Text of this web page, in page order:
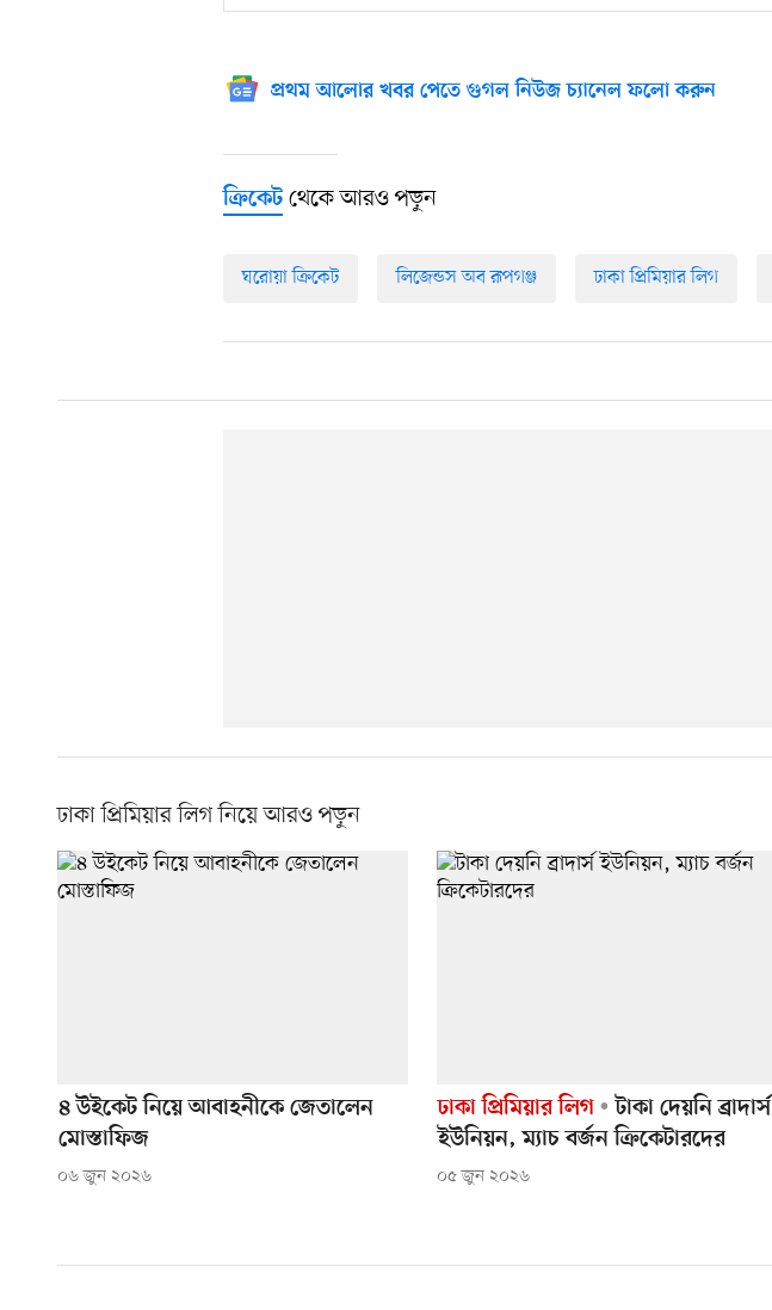
প্রথম আলোর খবর পেতে গুগল নিউজ চ্যানেল ফলো করুন
ক্রিকেটথেকে আরও পড়ুন
ঘরোয়া ক্রিকেট লিজেন্ডস অব রূপগঞ্জ ঢাকা প্রিমিয়ার লিগ
ঢাকা প্রিমিয়ার লিগ নিয়ে আরও পড়ুন
৪ উইকেট নিয়ে আবাহনীকে জেতালেন
মোস্তাফিজ
০৬ জুন ২০২৬
ঢাকা প্রিমিয়ার লিগ
টাকা দেয়নি ব্রাদার্স
ইউনিয়ন, ম্যাচ বর্জন ক্রিকেটারদের
০৫ জুন ২০২৬